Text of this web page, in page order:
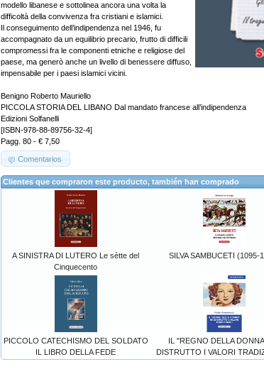
modello libanese e sottolinea ancora una volta la
difficoltà della convivenza fra cristiani e islamici.
Il conseguimento dell’indipendenza nel 1946, fu
accompagnato da un equilibrio precario, frutto di difficili
compromessi fra le componenti etniche e religiose del
paese, ma generò anche un livello di benessere diffuso,
impensabile per i paesi islamici vicini.
Benigno Roberto Mauriello
PICCOLA STORIA DEL LIBANO Dal mandato francese all’indipendenza
Edizioni Solfanelli
[ISBN-978-88-89756-32-4]
Pagg. 80 - € 7,50
Comentarios
Clientes que compraron este producto, también han comprado
A SINISTRA DI LUTERO Le sètte del
Cinquecento
SILVA SAMBUCETI (1095-
PICCOLO CATECHISMO DEL SOLDATO
IL LIBRO DELLA FEDE
IL "REGNO DELLA
DISTRUTTO I VALORI